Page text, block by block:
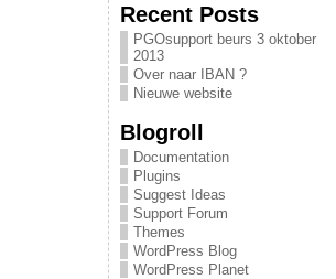
Recent Posts
PGOsupport beurs 3 oktober
2013
Over naar IBAN ?
Nieuwe website
Blogroll
Documentation
Plugins
Suggest Ideas
Support Forum
Themes
WordPress Blog
WordPress Planet